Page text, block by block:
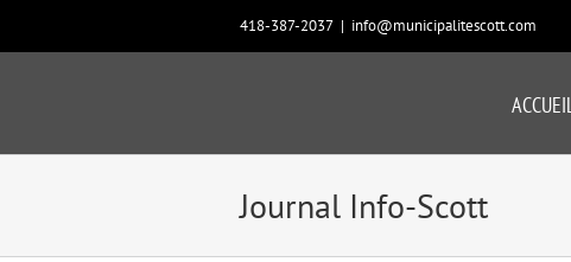
contenu
418-387-2037 | info@municipalitescott.com
ACCUEIL
Journal Info-Scott